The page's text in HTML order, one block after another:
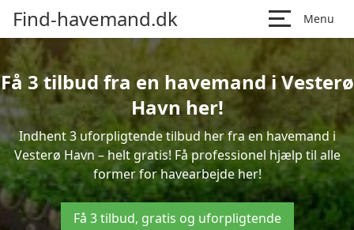
Find-havemand.dk Menu
Få 3 tilbud fra en havemand i Vesterø
Havn her!
Indhent 3 uforpligtende tilbud her fra en havemand i
Vesterø Havn – helt gratis! Få professionel hjælp til alle
former for havearbejde her!
Få 3 tilbud, gratis og uforpligtende